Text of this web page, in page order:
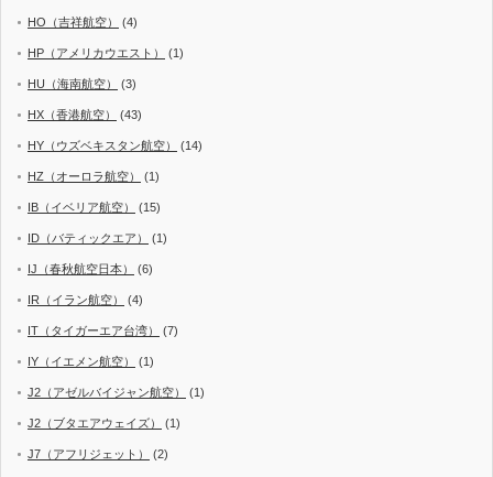
HO（吉祥航空） (4)
HP（アメリカウエスト） (1)
HU（海南航空） (3)
HX（香港航空） (43)
HY（ウズベキスタン航空） (14)
HZ（オーロラ航空） (1)
IB（イベリア航空） (15)
ID（バティックエア） (1)
IJ（春秋航空日本） (6)
IR（イラン航空） (4)
IT（タイガーエア台湾） (7)
IY（イエメン航空） (1)
J2（アゼルバイジャン航空） (1)
J2（ブタエアウェイズ） (1)
J7（アフリジェット） (2)